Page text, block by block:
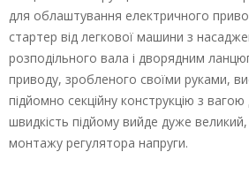
для облаштування електричного
стартер від легкової машини з
розподільного вала і дворядним
приводу, зробленого своїми руками,
підйомно секційну конструкцію з
швидкість підйому вийде дуже
монтажу регулятора напруги.